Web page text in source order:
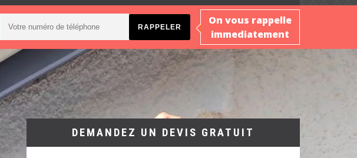
On vous rappelle
immediatement
DEMANDEZ UN DEVIS GRATUIT